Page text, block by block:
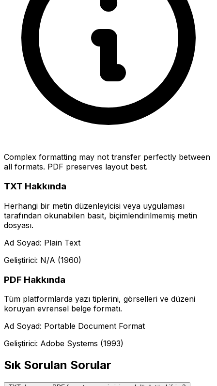
Complex formatting may not transfer perfectly between
all formats. PDF preserves layout best.
TXT Hakkında
Herhangi bir metin düzenleyicisi veya uygulaması
tarafından okunabilen basit, biçimlendirilmemiş metin
dosyası.
Ad Soyad: Plain Text
Geliştirici: N/A (1960)
PDF Hakkında
Tüm platformlarda yazı tiplerini, görselleri ve düzeni
koruyan evrensel belge formatı.
Ad Soyad: Portable Document Format
Geliştirici: Adobe Systems (1993)
Sık Sorulan Sorular